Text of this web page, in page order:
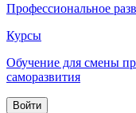
Профессиональное
Курсы
Обучение для смены
саморазвития
Войти